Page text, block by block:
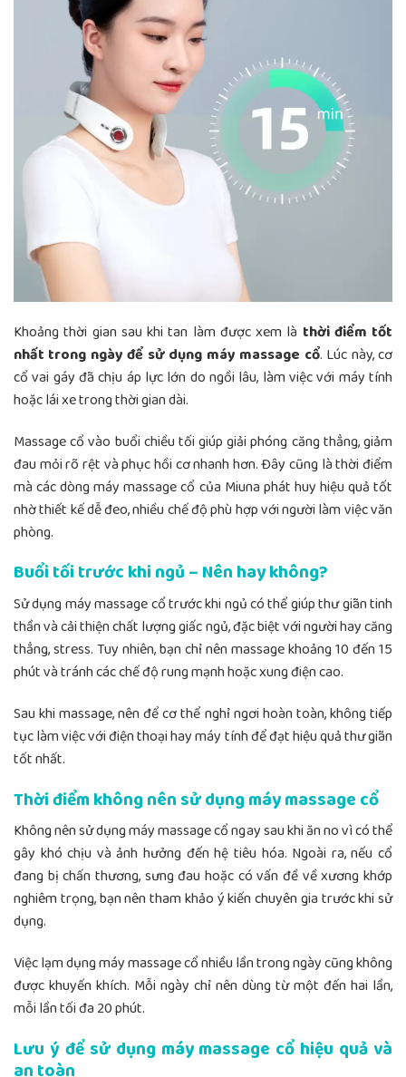
Khoảng thời gian sau khi tan làm được xem là thời điểm tốt
nhất trong ngày để sử dụng máy massage cổ. Lúc này, cơ
cổ vai gáy đã chịu áp lực lớn do ngồi lâu, làm việc với máy tính
hoặc lái xe trong thời gian dài.
Massage cổ vào buổi chiều tối giúp giải phóng căng thẳng, giảm
đau mỏi rõ rệt và phục hồi cơ nhanh hơn. Đây cũng là thời điểm
mà các dòng máy massage cổ của Miuna phát huy hiệu quả tốt
nhờ thiết kế dễ đeo, nhiều chế độ phù hợp với người làm việc văn
phòng.
Buổi tối trước khi ngủ – Nên hay không?
Sử dụng máy massage cổ trước khi ngủ có thể giúp thư giãn tinh
thần và cải thiện chất lượng giấc ngủ, đặc biệt với người hay căng
thẳng, stress. Tuy nhiên, bạn chỉ nên massage khoảng 10 đến 15
phút và tránh các chế độ rung mạnh hoặc xung điện cao.
Sau khi massage, nên để cơ thể nghỉ ngơi hoàn toàn, không tiếp
tục làm việc với điện thoại hay máy tính để đạt hiệu quả thư giãn
tốt nhất.
Thời điểm không nên sử dụng máy massage cổ
Không nên sử dụng máy massage cổ ngay sau khi ăn no vì có thể
gây khó chịu và ảnh hưởng đến hệ tiêu hóa. Ngoài ra, nếu cổ
đang bị chấn thương, sưng đau hoặc có vấn đề về xương khớp
nghiêm trọng, bạn nên tham khảo ý kiến chuyên gia trước khi sử
dụng.
Việc lạm dụng máy massage cổ nhiều lần trong ngày cũng không
được khuyến khích. Mỗi ngày chỉ nên dùng từ một đến hai lần,
mỗi lần tối đa 20 phút.
Lưu ý để sử dụng máy massage cổ hiệu quả và
an toàn